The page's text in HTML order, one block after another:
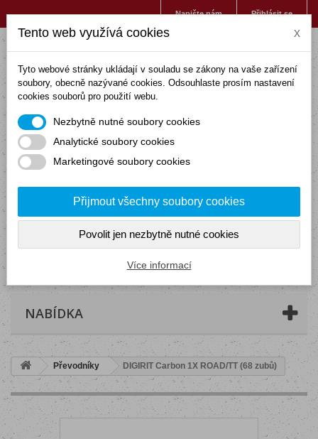
Přihlásit se
Napište nám
(prázdný)
NABÍDKA
Převodníky DIGIRIT Carbon 1X ROAD/TT (68 zubů)
Tento web využívá cookies x
Tyto webové stránky ukládají v souladu se zákony na vaše zařízení
soubory, obecně nazývané cookies. Odsouhlaste prosím nastavení
cookies souborů pro použití webu.
Nezbytně nutné soubory cookies
Analytické soubory cookies
Marketingové soubory cookies
Přijmout všechny soubory cookies
Povolit jen nezbytně nutné cookies
Více informací